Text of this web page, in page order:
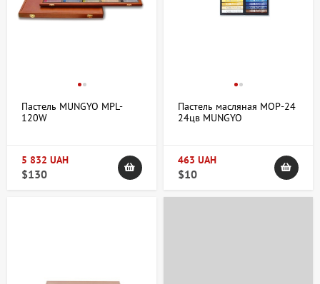
Пастель MUNGYO MPL-
120W
5 832 UAH
$130
Пастель масляная MOP-24
24цв MUNGYO
463 UAH
$10